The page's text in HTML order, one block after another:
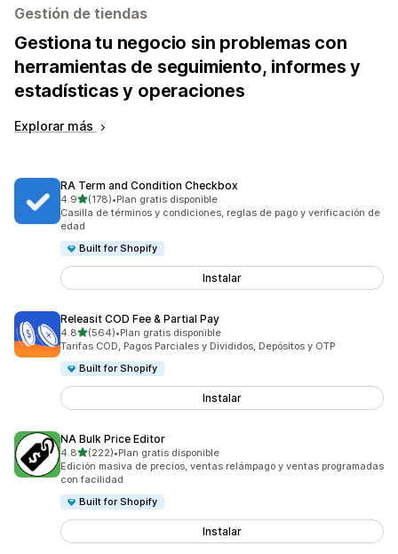
Gestión de tiendas
Gestiona tu negocio sin problemas con
herramientas de seguimiento, informes y
estadísticas y operaciones
Explorar más
RA Term and Condition Checkbox
4.9de 5 estrellas
(178)
178 reseñas en total
•Plan gratis disponible
Casilla de términos y condiciones, reglas de pago y verificación de
edad
Built for Shopify
Instalar
Releasit COD Fee & Partial Pay
4.8de 5 estrellas
(564)
564 reseñas en total
•Plan gratis disponible
Tarifas COD, Pagos Parciales y Divididos, Depósitos y OTP
Built for Shopify
Instalar
NA Bulk Price Editor
4.8de 5 estrellas
(222)
222 reseñas en total
•Plan gratis disponible
Edición masiva de precios, ventas relámpago y ventas programadas
con facilidad
Built for Shopify
Instalar